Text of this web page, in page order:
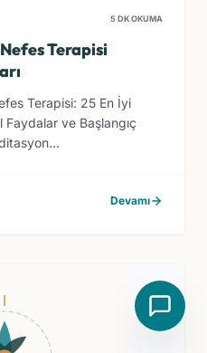
5 DK OKUMA
Terapisi
Terapisi: 25 En İyi
ve Başlangıç
Devamı